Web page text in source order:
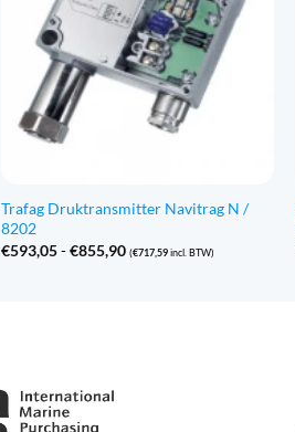
Trafag Druktransmitter Navitrag N /
8202
€593,05-€855,90Prijsklasse:
€593,05
(€717,59incl. BTW)